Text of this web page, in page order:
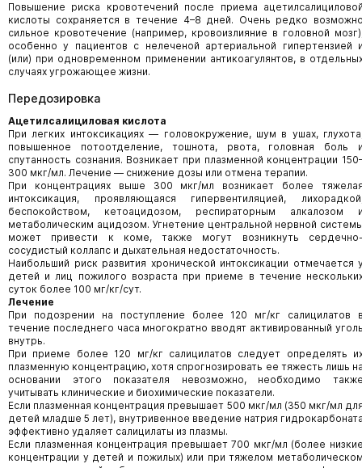
Повышение риска кровотечений после приема
кислоты сохраняется в течение 4–8 дней. Очень редко
сильное кровотечение (например, кровоизлияние в головной
особенно у пациентов с нелеченой артериальной гипертензией
(или) при одновременном применении антикоагулянтов, в
случаях угрожающее жизни.
Передозировка
Ацетилсалициловая кислота
При легких интоксикациях — головокружение, шум в ушах,
повышенное потоотделение, тошнота, рвота, головная боль
спутанность сознания. Возникает при плазменной концентрации
300 мкг/мл. Лечение — снижение дозы или отмена терапии.
При концентрациях выше 300 мкг/мл возникает более
интоксикация, проявляющаяся гипервентиляцией,
беспокойством, кетоацидозом, респираторным алкалозом
метаболическим ацидозом. Угнетение центральной нервной
может привести к коме, также могут возникнуть
сосудистый коллапс и дыхательная недостаточность.
Наибольший риск развития хронической интоксикации отмечается
детей и лиц пожилого возраста при приеме в течение
суток более 100 мг/кг/сут.
Лечение
При подозрении на поступление более 120 мг/кг салицилатов
течение последнего часа многократно вводят активированный
внутрь.
При приеме более 120 мг/кг салицилатов следует определять
плазменную концентрацию, хотя спрогнозировать ее тяжесть лишь
основании этого показателя невозможно, необходимо
учитывать клинические и биохимические показатели.
Если плазменная концентрация превышает 500 мкг/мл (350 мкг/мл
детей младше 5 лет), внутривенное введение натрия
эффективно удаляет салицилаты из плазмы.
Если плазменная концентрация превышает 700 мкг/мл (более
концентрации у детей и пожилых) или при тяжелом